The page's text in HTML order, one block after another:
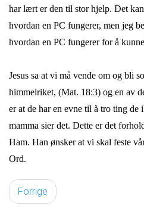
har lært er den til stor hjelp. Det
hvordan en PC fungerer, men jeg
hvordan en PC fungerer for å
Jesus sa at vi må vende om og bli
himmelriket, (Mat. 18:3) og en av
er at de har en evne til å tro ting
mamma sier det. Dette er det
Ham. Han ønsker at vi skal feste
Ord.
Forrige